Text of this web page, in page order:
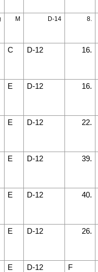
M D-14 8.
C D-12 16.
E D-12 16.
E D-12 22.
E D-12 39.
E D-12 40.
E D-12 26.
E D-12 F